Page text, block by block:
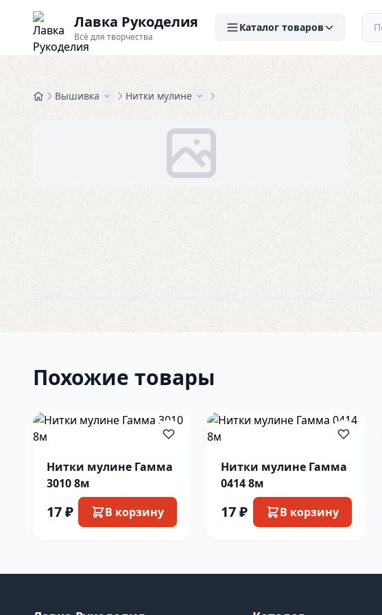
Лавка Рукоделия
Всё для творчества
Каталог товаров
Вышивка Нитки мулине
Похожие товары
Нитки мулине Гамма
3010 8м
17 ₽ В корзину
Нитки мулине Гамма
0414 8м
17 ₽ В корзину